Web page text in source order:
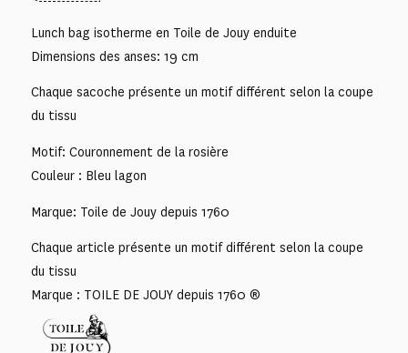
Lunch bag isotherme en Toile de Jouy enduite
Dimensions des anses: 19 cm
Chaque sacoche présente un motif différent selon la coupe
du tissu
Motif: Couronnement de la rosière
Couleur : Bleu lagon
Marque: Toile de Jouy depuis 1760
Chaque article présente un motif différent selon la coupe
du tissu
Marque : TOILE DE JOUY depuis 1760 ®